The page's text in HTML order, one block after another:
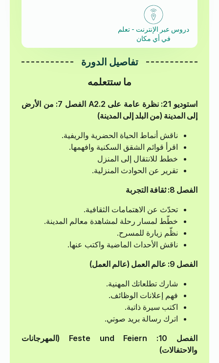
دروس عبر الإنترنت - تعلم
في أي مكان
تفاصيل الدورة
ما ستتعلمه
استوديو 21: نظرة عامة على A2.2
الفصل 7: من الأرض
إلى المدينة (من البلد إلى المدينة)
ناقش أنماط الحياة الحضرية والريفية.
اقرأ قوائم الشقق السكنية وافهمها.
خطط للانتقال إلى المنزل
تقرير عن الحوادث المنزلية.
الفصل 8: ثقافة التجربة
تحدّث عن الاهتمامات الثقافية.
خطّط لمسار رحلة لمشاهدة معالم المدينة.
نظّم زيارة للمسرح.
ناقش الأحداث الماضية واكتب عنها.
الفصل 9: عالم العمل (عالم العمل)
شارك تطلعاتك المهنية.
فهم إعلانات الوظائف.
اكتب سيرة ذاتية.
اترك رسالة بريد صوتي.
الفصل 10: Feste und Feiern (المهرجانات
والاحتفالات)